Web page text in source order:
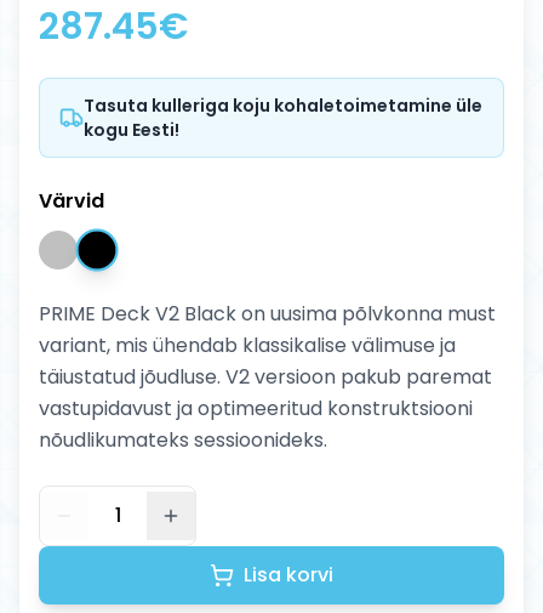
287.45€
Tasuta kulleriga koju kohaletoimetamine üle
kogu Eesti!
Värvid
PRIME Deck V2 Black on uusima põlvkonna must
variant, mis ühendab klassikalise välimuse ja
täiustatud jõudluse. V2 versioon pakub paremat
vastupidavust ja optimeeritud konstruktsiooni
nõudlikumateks sessioonideks.
1
Lisa korvi